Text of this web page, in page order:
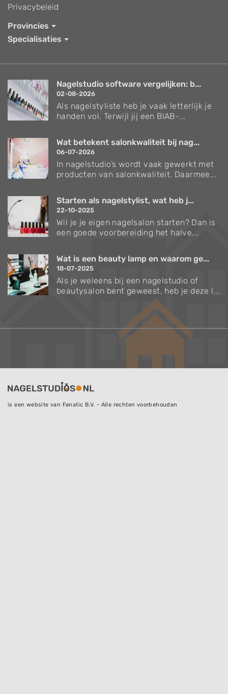
Privacybeleid
Provincies
Specialisaties
Nagelstudio software vergelijken: b...
02-08-2026
Als nagelstyliste heb je vaak letterlijk je
handen vol. Terwijl jij een BIAB-...
Wat betekent salonkwaliteit bij nag...
06-07-2026
In nagelstudio’s wordt vaak gewerkt met
producten van salonkwaliteit. Daarmee...
Starten als nagelstylist, wat heb j...
22-10-2025
Wil je je eigen nagelsalon starten? Dan is
een goede voorbereiding het halve...
Wat is een beauty lamp en waarom ge...
18-07-2025
Als je weleens bij een nagelstudio of
beautysalon bent geweest, heb je deze l...
is een website van Fanatic B.V. - Alle rechten voorbehouden